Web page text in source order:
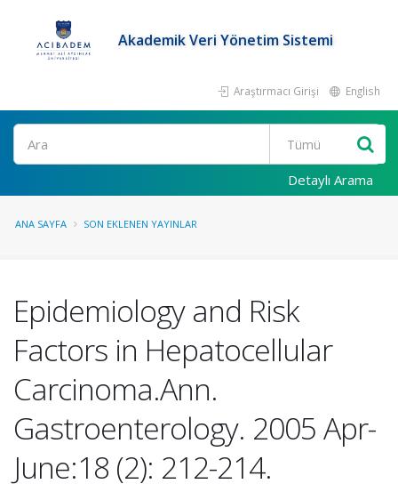
Akademik Veri Yönetim Sistemi
Araştırmacı Girişi English
Ara
Detaylı Arama
ANA SAYFA SON EKLENEN YAYINLAR
Epidemiology and Risk
Factors in Hepatocellular
Carcinoma.Ann.
Gastroenterology. 2005 Apr-
June:18 (2): 212-214.